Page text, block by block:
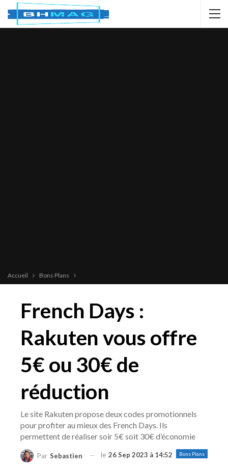
Accueil Bons Plans
French Days :
Rakuten vous offre
5€ ou 30€ de
réduction
Le site Rakuten propose deux codes promotionnels
pour profiter au mieux des French Days. Ils
permettent de réaliser soir 5€ soit 30€ d’économie
Bons Plans
Par Sebastien le 26 Sep 2023 à 14:52